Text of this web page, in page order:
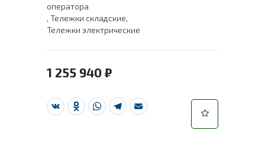
оператора
, Тележки складские,
Тележки электрические
1 255 940 ₽
VK Odnoklassniki
WhatsApp
Telegram
Email